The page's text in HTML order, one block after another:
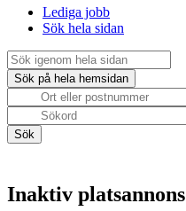
Lediga jobb
Sök hela sidan
Inaktiv platsannons